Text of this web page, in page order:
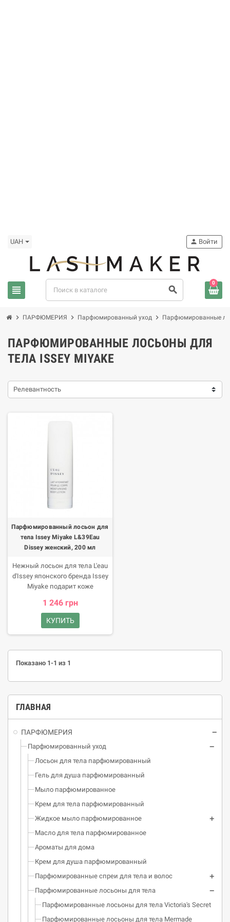
UAH
view_headline search
person Войти
0
chevron_right ПАРФЮМЕРИЯ chevron_right Парфюмированный уход chevron_right Парфюмированные
ГЛАВНАЯ
ПАРФЮМЕРИЯ
Парфюмированный уход
Лосьон для тела парфюмированный
Гель для душа парфюмированный
Мыло парфюмированное
Крем для тела парфюмированный
Жидкое мыло парфюмированное
Масло для тела парфюмированное
Ароматы для дома
Крем для душа парфюмированный
Парфюмированные спреи для тела и волос
Парфюмированные лосьоны для тела
Парфюмированные лосьоны для тела Victoria's Secret
Парфюмированные лосьоны для тела Mermade
ПАРФЮМИРОВАННЫЕ ЛОСЬОНЫ ДЛЯ
ТЕЛА ISSEY MIYAKE
Релевантность
Парфюмированный лосьон для
тела Issey Miyake L&39Eau
Dissey женский, 200 мл
Нежный лосьон для тела L'eau
d'Issey японского бренда Issey
Miyake подарит коже
Благодаря своим
увлажняющим свойствам он
избавит от ощущения сухости и
мягкой и шелковистой, оставит
1 246 грн
КУПИТЬ
Показано 1-1 из 1